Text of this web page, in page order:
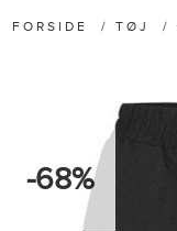
FORSIDE / TØJ /
-68%